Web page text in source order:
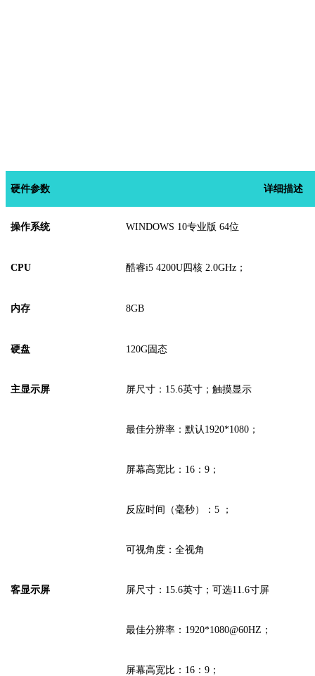
硬件参数 详细描述
操作系统 WINDOWS 10专业版 64位
CPU 酷睿i5 4200U四核 2.0GHz ；
内存 8GB
硬盘 120G固态
主显示屏 屏尺寸： 15.6英寸； 触摸显示
最佳分辨率： 默认 1920*1080；
屏幕高宽比： 16：9；
反应时间（毫秒）： 5 ；
可视角度： 全视角
客显示屏 屏尺寸： 15.6英寸； 可选11.6寸屏
最佳分辨率： 1920*1080@60HZ；
屏幕高宽比： 16：9；